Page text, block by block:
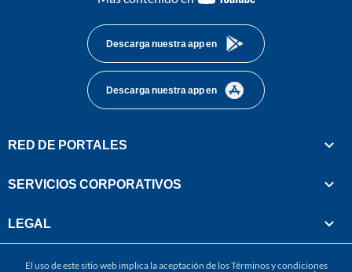
Descarga nuestra app en
Descarga nuestra app en
RED DE PORTALES
SERVICIOS CORPORATIVOS
LEGAL
El uso de este sitio web implica la aceptación de losTérminos y condiciones